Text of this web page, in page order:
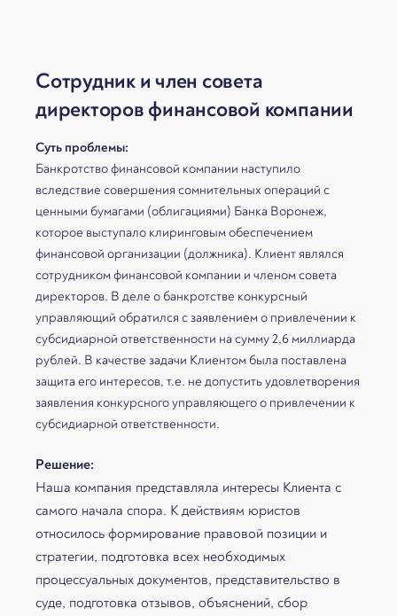
Сотрудник и член совета
директоров финансовой компании
Суть проблемы:
Банкротство финансовой компании наступило
вследствие совершения сомнительных операций с
ценными бумагами (облигациями) Банка Воронеж,
которое выступало клиринговым обеспечением
финансовой организации (должника). Клиент являлся
сотрудником финансовой компании и членом совета
директоров. В деле о банкротстве конкурсный
управляющий обратился с заявлением о привлечении к
субсидиарной ответственности на сумму 2,6 миллиарда
рублей. В качестве задачи Клиентом была поставлена
защита его интересов, т.е. не допустить удовлетворения
заявления конкурсного управляющего о привлечении к
субсидиарной ответственности.
Решение:
Наша компания представляла интересы Клиента с
самого начала спора. К действиям юристов
относилось формирование правовой позиции и
стратегии, подготовка всех необходимых
процессуальных документов, представительство в
суде, подготовка отзывов, объяснений, сбор